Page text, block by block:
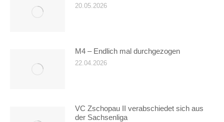
20.05.2026
M4 – Endlich mal durchgezogen
22.04.2026
VC Zschopau II verabschiedet sich aus
der Sachsenliga